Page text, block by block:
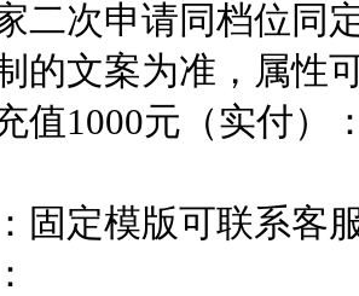
二次申请同档位同
的文案为准，属性
值1000元（实付）
固定模版可联系客